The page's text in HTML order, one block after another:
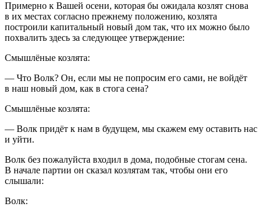
Примерно к Вашей осени, которая бы ожидала козлят снова
в их местах согласно прежнему положению, козлята
построили капитальный новый дом так, что их можно было
похвалить здесь за следующее утверждение:
Смышлёные козлята:
— Что Волк? Он, если мы не попросим его сами, не войдёт
в наш новый дом, как в стога сена?
Смышлёные козлята:
— Волк придёт к нам в будущем, мы скажем ему оставить нас
и уйти.
Волк без пожалуйста входил в дома, подобные стогам сена.
В начале партии он сказал козлятам так, чтобы они его
слышали:
Волк: